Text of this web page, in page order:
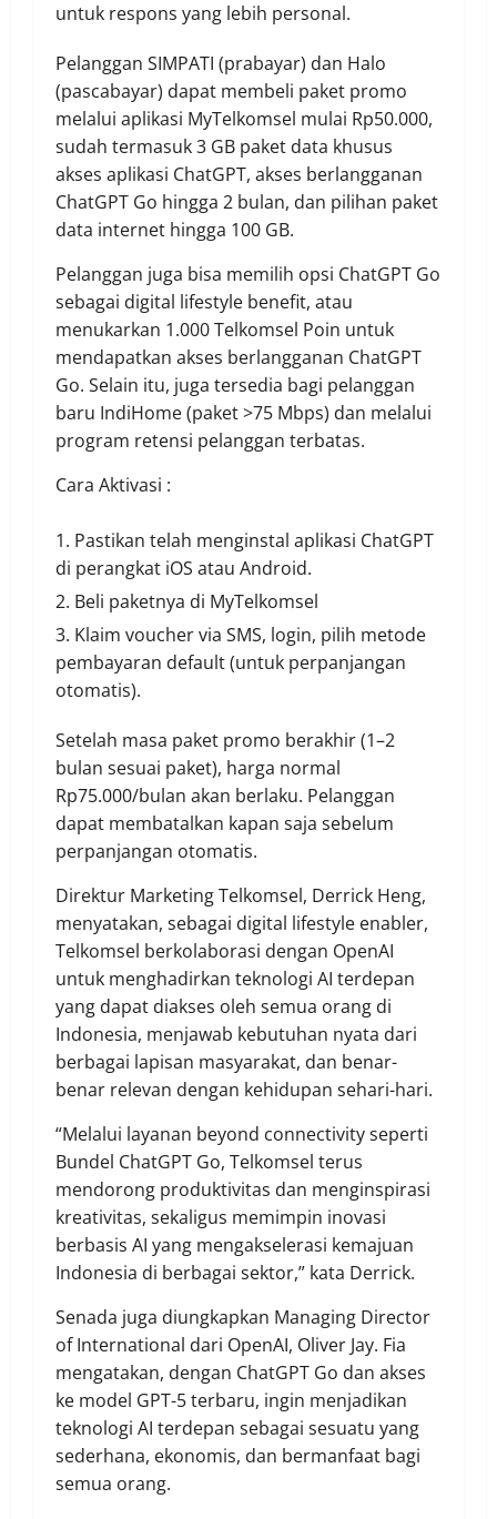
untuk respons yang lebih personal.
Pelanggan SIMPATI (prabayar) dan Halo
(pascabayar) dapat membeli paket promo
melalui aplikasi MyTelkomsel mulai Rp50.000,
sudah termasuk 3 GB paket data khusus
akses aplikasi ChatGPT, akses berlangganan
ChatGPT Go hingga 2 bulan, dan pilihan paket
data internet hingga 100 GB.
Pelanggan juga bisa memilih opsi ChatGPT Go
sebagai digital lifestyle benefit, atau
menukarkan 1.000 Telkomsel Poin untuk
mendapatkan akses berlangganan ChatGPT
Go. Selain itu, juga tersedia bagi pelanggan
baru IndiHome (paket >75 Mbps) dan melalui
program retensi pelanggan terbatas.
Cara Aktivasi :
Pastikan telah menginstal aplikasi ChatGPT
di perangkat iOS atau Android.
Beli paketnya di MyTelkomsel
Klaim voucher via SMS, login, pilih metode
pembayaran default (untuk perpanjangan
otomatis).
Setelah masa paket promo berakhir (1–2
bulan sesuai paket), harga normal
Rp75.000/bulan akan berlaku. Pelanggan
dapat membatalkan kapan saja sebelum
perpanjangan otomatis.
Direktur Marketing Telkomsel, Derrick Heng,
menyatakan, sebagai digital lifestyle enabler,
Telkomsel berkolaborasi dengan OpenAI
untuk menghadirkan teknologi AI terdepan
yang dapat diakses oleh semua orang di
Indonesia, menjawab kebutuhan nyata dari
berbagai lapisan masyarakat, dan benar-
benar relevan dengan kehidupan sehari-hari.
“Melalui layanan beyond connectivity seperti
Bundel ChatGPT Go, Telkomsel terus
mendorong produktivitas dan menginspirasi
kreativitas, sekaligus memimpin inovasi
berbasis AI yang mengakselerasi kemajuan
Indonesia di berbagai sektor,” kata Derrick.
Senada juga diungkapkan Managing Director
of International dari OpenAI, Oliver Jay. Fia
mengatakan, dengan ChatGPT Go dan akses
ke model GPT-5 terbaru, ingin menjadikan
teknologi AI terdepan sebagai sesuatu yang
sederhana, ekonomis, dan bermanfaat bagi
semua orang.